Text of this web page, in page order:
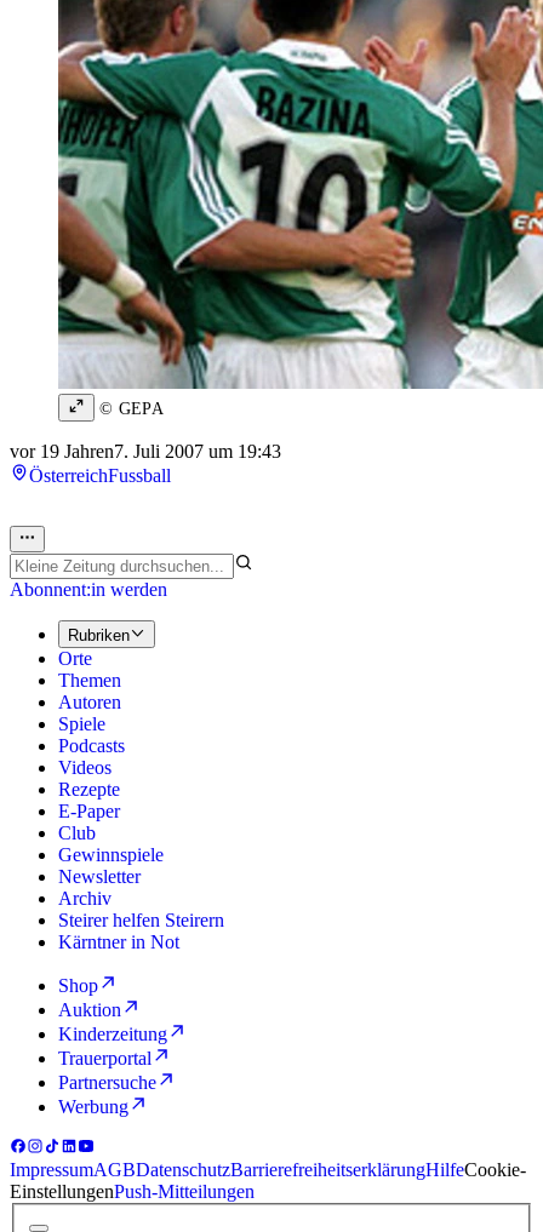
© GEPA
vor 19 Jahren7. Juli 2007 um 19:43
ÖsterreichFussball
Abonnent:in werden
Rubriken
Orte
Themen
Autoren
Spiele
Podcasts
Videos
Rezepte
E-Paper
Club
Gewinnspiele
Newsletter
Archiv
Steirer helfen Steirern
Kärntner in Not
Shop
Auktion
Kinderzeitung
Trauerportal
Partnersuche
Werbung
ImpressumAGBDatenschutzBarrierefreiheitserklärungHilfeCookie-
EinstellungenPush-Mitteilungen